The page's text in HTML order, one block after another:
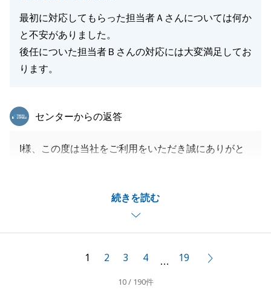
最初に対応してもらった担当者Ａさんについては何か
と不安がありました。
後任についた担当者Ｂさんの対応には大変満足してお
ります。
続きを読む
東急リバブル
センターからの返答
I様、この度は当社をご利用をいただき誠にありがと
無事融資も含めお引渡しが完了してよかったです。
引き続き、何かございましたらどうぞお気軽にお申し
付けください。
閉じる
1 2 3 4 … 19
10 / 190件